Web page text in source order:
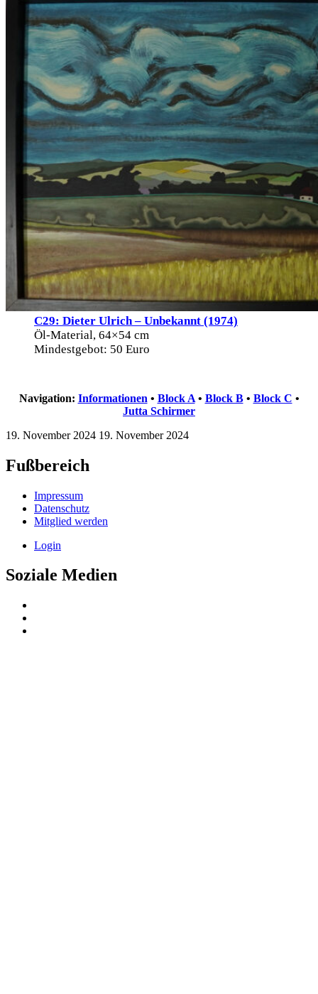
C29: Dieter Ulrich – Unbekannt (1974)
Öl-Material, 64×54 cm
Mindestgebot: 50 Euro
Navigation: Informationen • Block A• Block B• Block C •
Jutta Schirmer
19. November 2024 19. November 2024
Fußbereich
Impressum
Datenschutz
Mitglied werden
Login
Soziale Medien